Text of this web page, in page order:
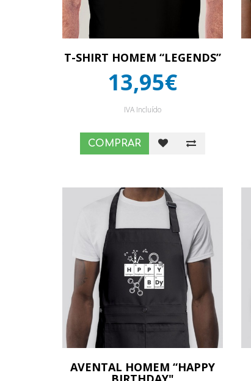
T-SHIRT HOMEM “LEGENDS”
13,95€
IVA Incluído
COMPRAR
AVENTAL HOMEM “HAPPY